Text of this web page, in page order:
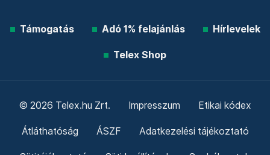
Támogatás Adó 1% felajánlás Hírlevelek
Telex Shop
© 2026 Telex.hu Zrt. Impresszum Etikai kódex
Átláthatóság ÁSZF Adatkezelési tájékoztató